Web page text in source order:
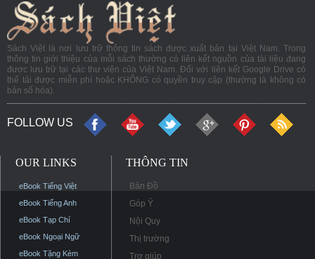
Sách Việt là nơi lưu trữ thông tin sách được xuất bản tại Việt Nam. Trong
thông tin giới thiệu của mỗi sách thường có liên kết nguồn của tài liệu đang
được lưu trữ tại các thư viện của Việt Nam. Đối với liên kết Google Drive có
thể tải được miễn phí hoặc KHÔNG có quyền truy cập (thường là không có
bản số hóa).
FOLLOW US
OUR LINKS
eBook Tiếng Việt
eBook Tiếng Anh
eBook Tạp Chí
eBook Ngoại Ngữ
eBook Tặng Kèm
THÔNG TIN
Bản Đồ
Góp Ý
Nội Quy
Thị trường
Trợ giúp